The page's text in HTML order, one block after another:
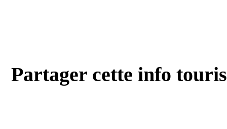
Partager cette info